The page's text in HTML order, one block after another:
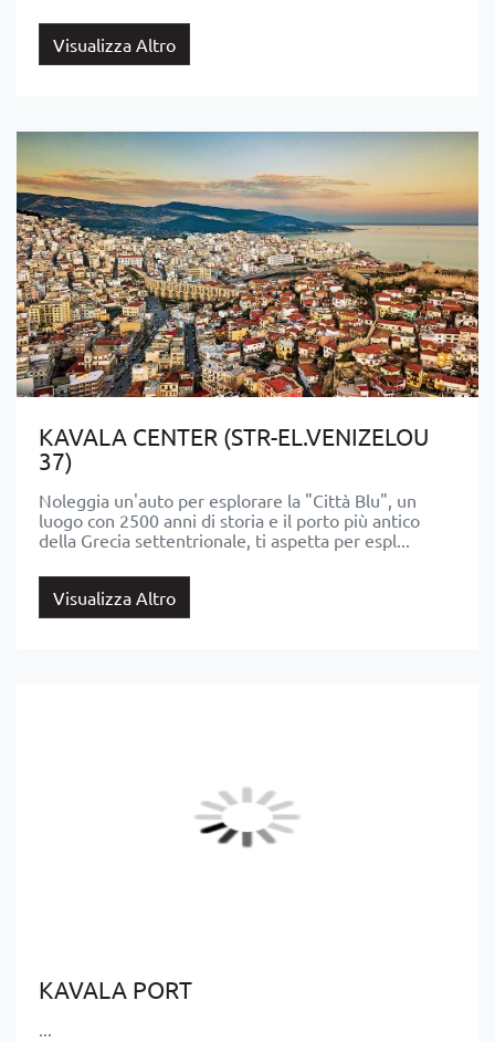
Visualizza Altro
KAVALA CENTER (STR-EL.VENIZELOU
37)
Noleggia un'auto per esplorare la "Città Blu", un
luogo con 2500 anni di storia e il porto più antico
della Grecia settentrionale, ti aspetta per espl...
Visualizza Altro
KAVALA PORT
...